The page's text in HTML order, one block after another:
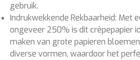
gebruik.
Indrukwekkende Rekbaarheid: Met
ongeveer 250% is dit crêpepapier
maken van grote papieren
diverse vormen, waardoor het